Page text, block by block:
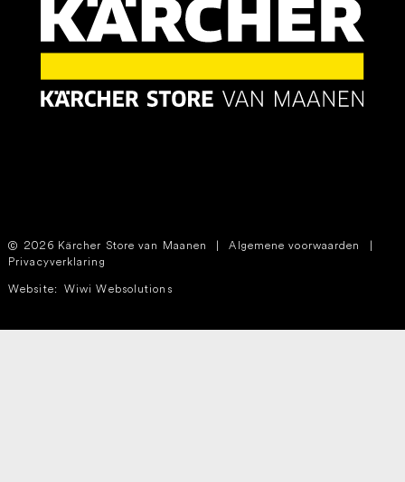
2026 Kärcher Store van Maanen | Algemene voorwaarden
|
Privacyverklaring
Website: Wiwi Websolutions